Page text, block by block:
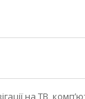
на ТВ,